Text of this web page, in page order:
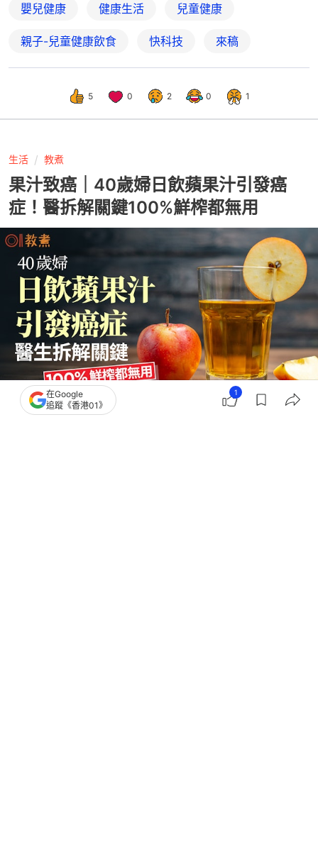
嬰兒健康 健康生活 兒童健康
親子-兒童健康飲食 快科技 來稿
5 0 2 0 1
生活 教煮
果汁致癌｜40歲婦日飲蘋果汁引發癌
症！醫拆解關鍵100%鮮榨都無用
撰文：中天新聞網
在Google
追蹤《香港01》
1